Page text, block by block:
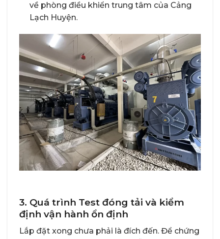
về phòng điều khiển trung tâm của Cảng
Lạch Huyện.
3. Quá trình Test đóng tải và kiểm
định vận hành ổn định
Lắp đặt xong chưa phải là đích đến. Để chứng